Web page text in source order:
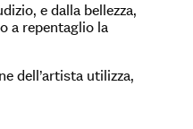
e dalla bellezza,
a repentaglio la
dell’artista utilizza,